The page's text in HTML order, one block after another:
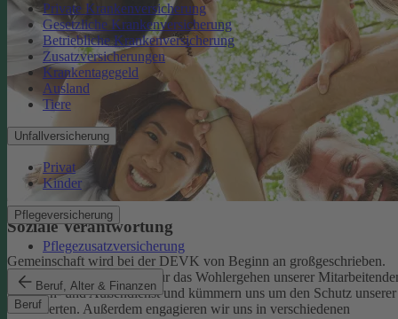
Private Krankenversicherung
Gesetzliche Krankenversicherung
Betriebliche Krankenversicherung
Zusatzversicherungen
Krankentagegeld
Ausland
Tiere
Unfallversicherung
Privat
Kinder
Pflegeversicherung
Pflegezusatzversicherung
Beruf, Alter & Finanzen
Beruf
Soziale Verantwortung
Gemeinschaft wird bei der DEVK von Beginn an großgeschrieben.
Deshalb tragen wir Sorge für das Wohlergehen unserer
im Innen- und Außendienst und kümmern uns um den Schutz unserer
Versicherten. Außerdem engagieren wir uns in verschiedenen